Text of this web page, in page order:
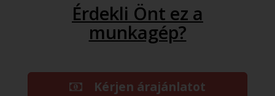
Érdekli Önt ez a
munkagép?
Kérjen árajánlatot